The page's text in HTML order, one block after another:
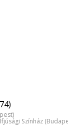
Színház